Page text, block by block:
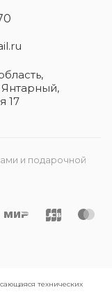
17
и подарочной
технических